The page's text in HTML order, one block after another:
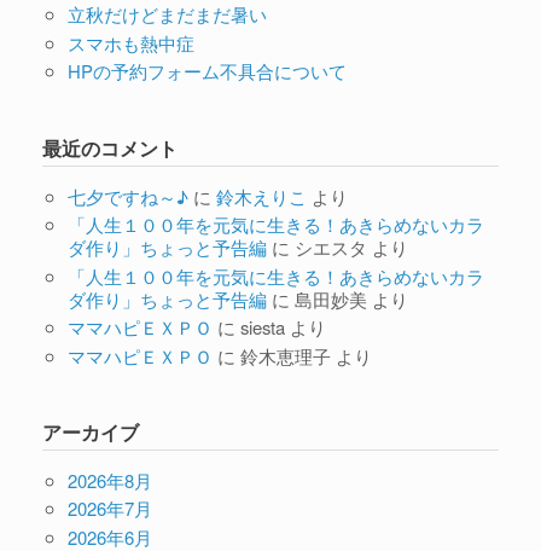
立秋だけどまだまだ暑い
スマホも熱中症
HPの予約フォーム不具合について
最近のコメント
七夕ですね～♪に 鈴木えりこ より
「人生１００年を元気に生きる！あきらめないカラ
ダ作り」ちょっと予告編に シエスタ より
「人生１００年を元気に生きる！あきらめないカラ
ダ作り」ちょっと予告編に 島田妙美 より
ママハピＥＸＰＯ に siestaより
ママハピＥＸＰＯ に 鈴木恵理子より
アーカイブ
2026年8月
2026年7月
2026年6月